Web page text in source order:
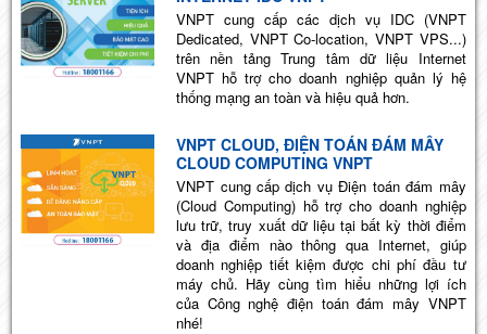
VNPT cung cấp các dịch vụ IDC (VNPT
Dedicated, VNPT Co-location, VNPT VPS...)
trên nền tảng Trung tâm dữ liệu Internet
VNPT hỗ trợ cho doanh nghiệp quản lý hệ
thống mạng an toàn và hiệu quả hơn.
VNPT CLOUD, ĐIỆN TOÁN ĐÁM MÂY
CLOUD COMPUTING VNPT
VNPT cung cấp dịch vụ Điện toán đám mây
(Cloud Computing) hỗ trợ cho doanh nghiệp
lưu trữ, truy xuất dữ liệu tại bất kỳ thời điểm
và địa điểm nào thông qua Internet, giúp
doanh nghiệp tiết kiệm được chi phí đầu tư
máy chủ. Hãy cùng tìm hiểu những lợi ích
của Công nghệ điện toán đám mây VNPT
nhé!